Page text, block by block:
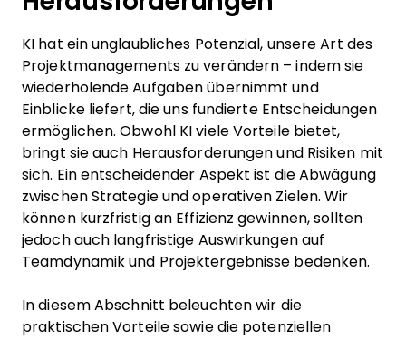
KI hat ein unglaubliches Potenzial, unsere Art des
Projektmanagements zu verändern – indem sie
wiederholende Aufgaben übernimmt und
Einblicke liefert, die uns fundierte Entscheidungen
ermöglichen. Obwohl KI viele Vorteile bietet,
bringt sie auch Herausforderungen und Risiken mit
sich. Ein entscheidender Aspekt ist die Abwägung
zwischen Strategie und operativen Zielen. Wir
können kurzfristig an Effizienz gewinnen, sollten
jedoch auch langfristige Auswirkungen auf
Teamdynamik und Projektergebnisse bedenken.
In diesem Abschnitt beleuchten wir die
praktischen Vorteile sowie die potenziellen